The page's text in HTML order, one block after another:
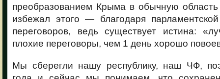
преобразованием Крыма в обычную
избежал этого — благодаря
переговоров, ведь существует истина:
плохие переговоры, чем 1 день хорошо
Мы сберегли нашу республику, наш ЧФ,